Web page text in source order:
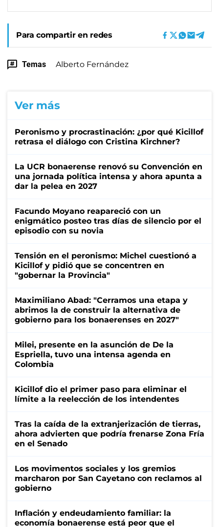
Para compartir en redes
Temas Alberto Fernández
Ver más
Peronismo y procrastinación: ¿por qué Kicillof
retrasa el diálogo con Cristina Kirchner?
La UCR bonaerense renovó su Convención en
una jornada política intensa y ahora apunta a
dar la pelea en 2027
Facundo Moyano reapareció con un
enigmático posteo tras días de silencio por el
episodio con su novia
Tensión en el peronismo: Michel cuestionó a
Kicillof y pidió que se concentren en
"gobernar la Provincia"
Maximiliano Abad: "Cerramos una etapa y
abrimos la de construir la alternativa de
gobierno para los bonaerenses en 2027"
Milei, presente en la asunción de De la
Espriella, tuvo una intensa agenda en
Colombia
Kicillof dio el primer paso para eliminar el
límite a la reelección de los intendentes
Tras la caída de la extranjerización de tierras,
ahora advierten que podría frenarse Zona Fría
en el Senado
Los movimentos sociales y los gremios
marcharon por San Cayetano con reclamos al
gobierno
Inflación y endeudamiento familiar: la
economía bonaerense está peor que el